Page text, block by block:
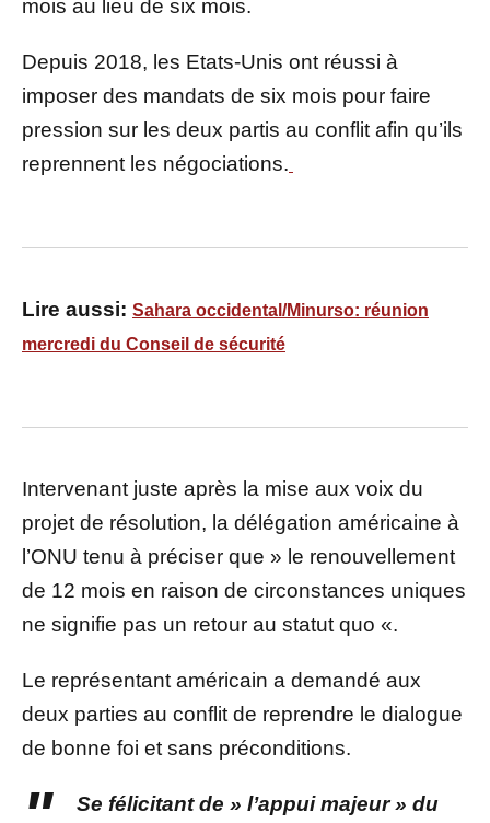
mois au lieu de six mois.
Depuis 2018, les Etats-Unis ont réussi à
imposer des mandats de six mois pour faire
pression sur les deux partis au conflit afin qu’ils
reprennent les négociations.
Lire aussi: Sahara occidental/Minurso: réunion
mercredi du Conseil de sécurité
Intervenant juste après la mise aux voix du
projet de résolution, la délégation américaine à
l’ONU tenu à préciser que » le renouvellement
de 12 mois en raison de circonstances uniques
ne signifie pas un retour au statut quo «.
Le représentant américain a demandé aux
deux parties au conflit de reprendre le dialogue
de bonne foi et sans préconditions.
Se félicitant de » l’appui majeur » du